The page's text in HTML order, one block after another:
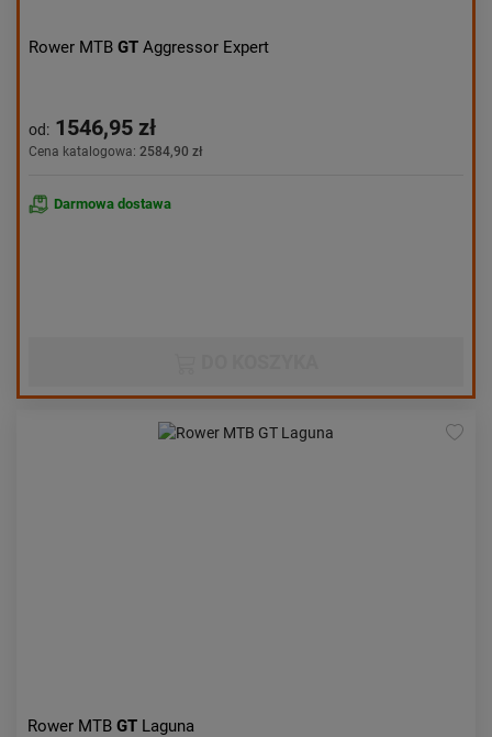
Rower MTB GT Aggressor Expert
od: 1546,95 zł
Cena katalogowa: 2584,90 zł
Darmowa dostawa
Rower MTB GT Laguna